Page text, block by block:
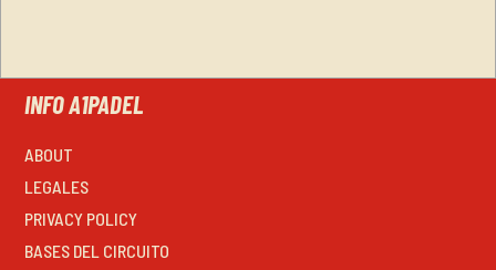
INFO A1PADEL
ABOUT
LEGALES
PRIVACY POLICY
BASES DEL CIRCUITO